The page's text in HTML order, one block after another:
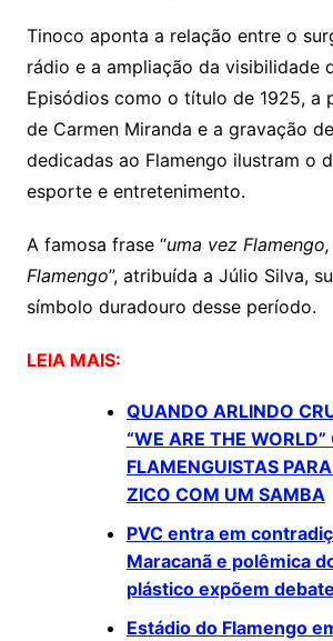
Tinoco aponta a relação entre o
rádio e a ampliação da visibilidade
Episódios como o título de 1925, a
de Carmen Miranda e a gravação
dedicadas ao Flamengo ilustram o
esporte e entretenimento.
A famosa frase “uma vez
Flamengo”, atribuída a Júlio Silva,
símbolo duradouro desse período.
LEIA MAIS:
QUANDO ARLINDO
“WE ARE THE WORLD”
FLAMENGUISTAS
ZICO COM UM SAMBA
PVC entra em
Maracanã e polêmica
plástico expõem
Estádio do Flamengo